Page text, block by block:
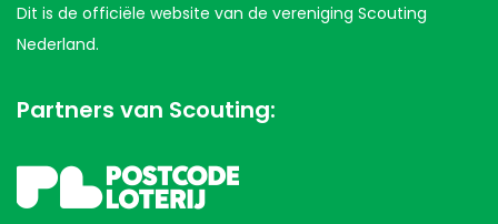
Dit is de officiële website van de vereniging Scouting
Nederland.
Partners van Scouting: